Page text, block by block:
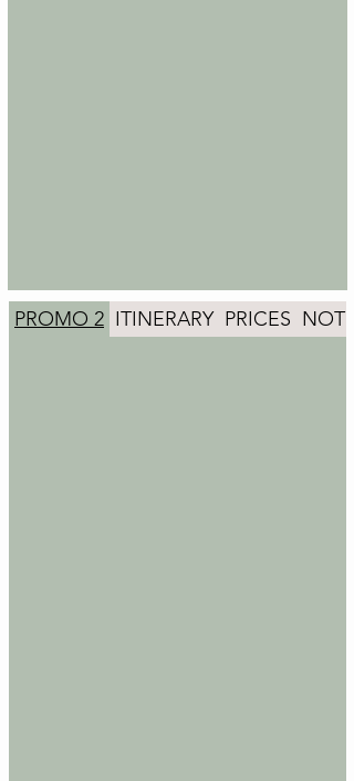
PROMO 2 ITINERARY PRICES